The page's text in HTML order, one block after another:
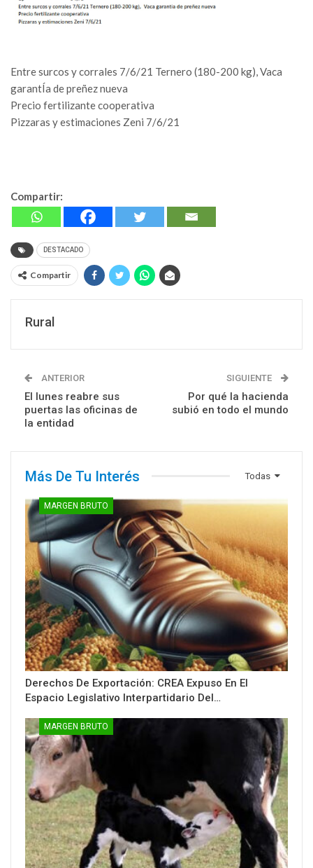
Entre surcos y corrales 7/6/21 Ternero (180-200 kg), Vaca
garantÍa de preñez nueva
Precio fertilizante cooperativa
Pizzaras y estimaciones Zeni 7/6/21
Compartir:
DESTACADO
Compartir
Rural
ANTERIOR
El lunes reabre sus
puertas las oficinas de
la entidad
SIGUIENTE
Por qué la hacienda
subió en todo el mundo
Todas
Más De Tu Interés
MARGEN BRUTO
Derechos De Exportación: CREA Expuso En El
Espacio Legislativo Interpartidario Del…
MARGEN BRUTO